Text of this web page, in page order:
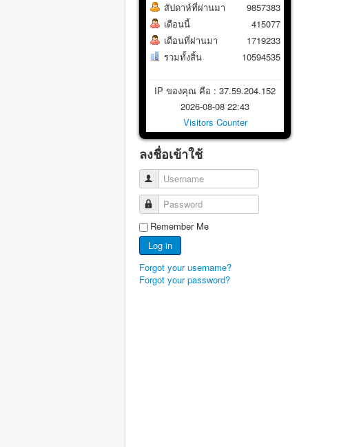
สัปดาห์ที่ผ่านมา
เดือนนี้
เดือนที่ผ่านมา
รวมทั้งสิ้น
9857383
415077
1719233
10594535
IP ของคุณ คือ : 37.59.204.152
2026-08-08 22:43
Visitors Counter
ลงชื่อเข้าใช้
Username
Password
Remember Me
Log in
Forgot your username?
Forgot your password?